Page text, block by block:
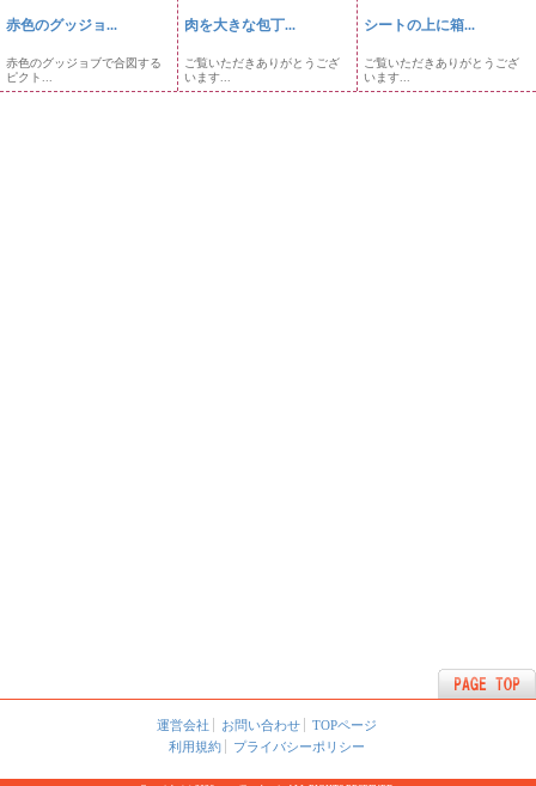
赤色のグッジョ...
赤色のグッジョブで合図する
ピクト...
肉を大きな包丁...
ご覧いただきありがとうござ
います...
シートの上に箱...
ご覧いただきありがとうござ
います...
運営会社 お問い合わせ
TOPページ
利用規約
プライバシーポリシー